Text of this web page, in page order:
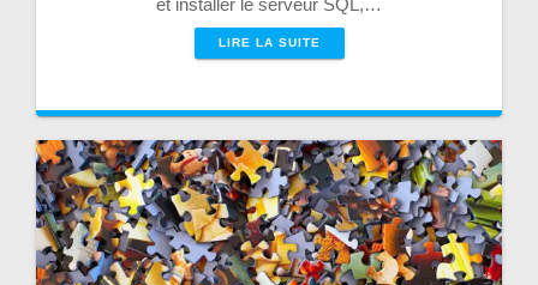
et installer le serveur SQL,…
LIRE LA SUITE